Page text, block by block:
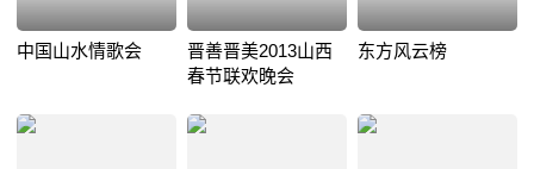
中国山水情歌会
晋善晋美2013山西
春节联欢晚会
东方风云榜